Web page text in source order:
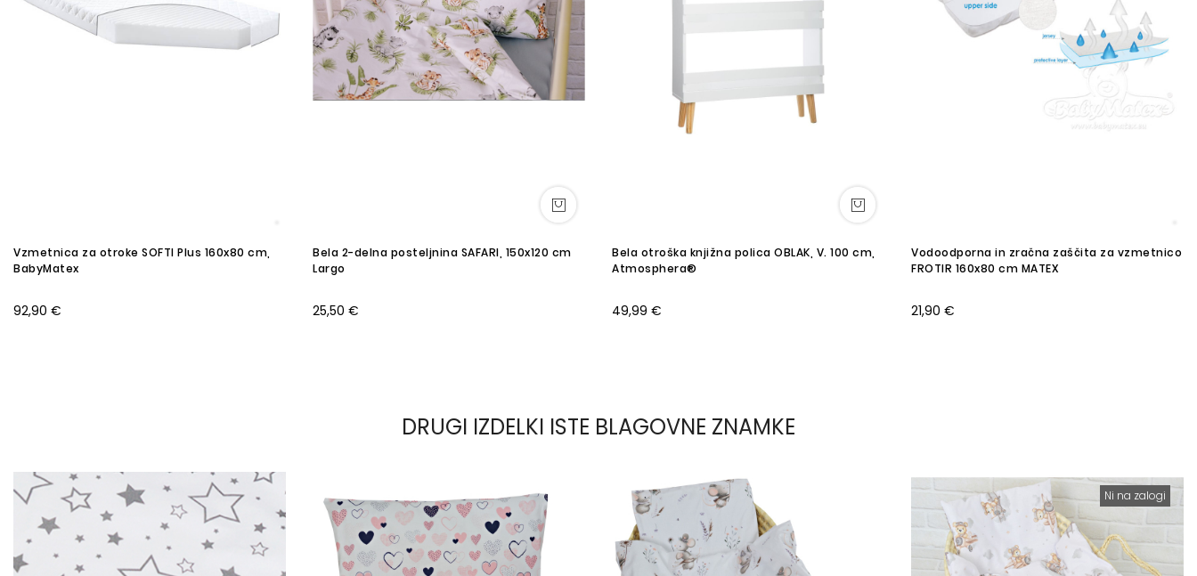
Vzmetnica za otroke SOFTI Plus 160x80 cm,
BabyMatex
92,90 €
Bela 2-delna posteljnina SAFARI, 150x120 cm
Largo
25,50 €
Bela otroška knjižna polica OBLAK, V. 100 cm,
Atmosphera®
49,99 €
Vodoodporna in zračna zaščita za vzmetnico
FROTIR 160x80 cm MATEX
21,90 €
DRUGI IZDELKI ISTE BLAGOVNE ZNAMKE
Ni na zalogi